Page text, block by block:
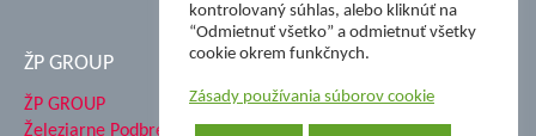
ŽP GROUP
ŽP GROUP
Železiarne Podbrezová a.s.
kontrolovaný súhlas, alebo kliknúť na
“Odmietnuť všetko” a odmietnuť všetky
cookie okrem funkčnych.
Zásady používania súborov cookie